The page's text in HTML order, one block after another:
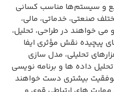
و سیستم‌ها مناسب کسانی
صنعتی، خدماتی، مالی،
خواهند در طراحی، تحلیل،
پیچیده نقش مؤثری ایفا
تحلیلی، مدل سازی
داده ها و برنامه نویسی
بیشتری دست خواهند